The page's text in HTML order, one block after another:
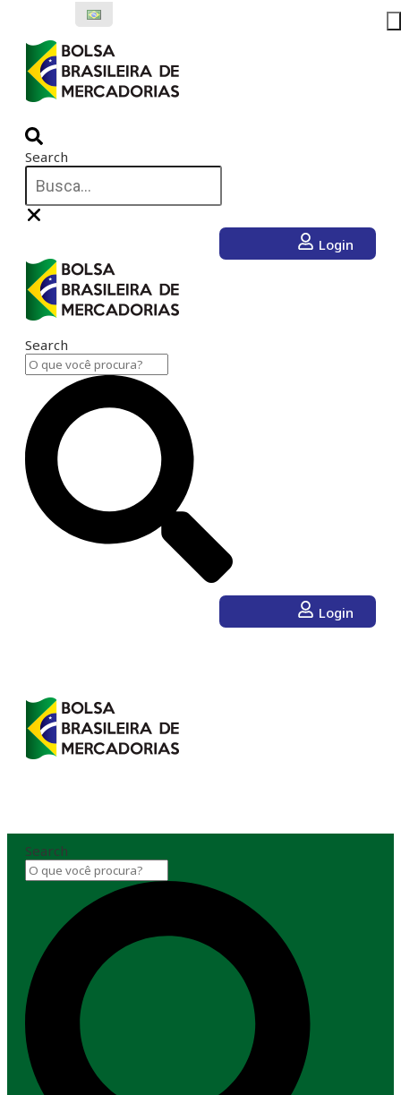
conteúdo
Search
Login
Search
Login
Search